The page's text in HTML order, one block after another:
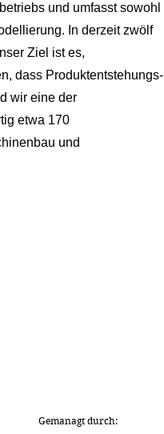
und umfasst sowohl
In derzeit zwölf
Ziel ist es,
dass Produktentstehungs-
wir eine der
etwa 170
und
Gemanagt durch: